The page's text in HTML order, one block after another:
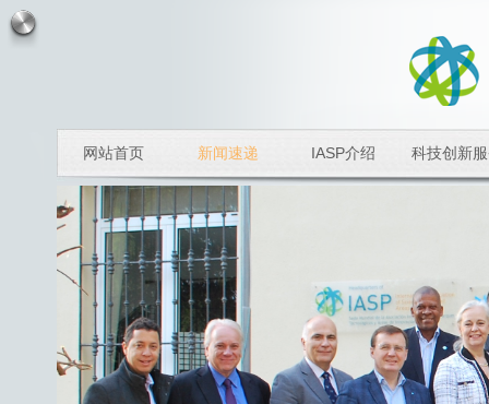
网站首页 新闻速递 IASP介绍 科技创新